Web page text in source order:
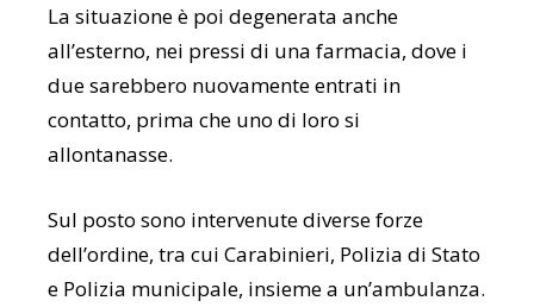
La situazione è poi degenerata anche
all’esterno, nei pressi di una farmacia, dove i
due sarebbero nuovamente entrati in
contatto, prima che uno di loro si
allontanasse.
Sul posto sono intervenute diverse forze
dell’ordine, tra cui Carabinieri, Polizia di Stato
e Polizia municipale, insieme a un’ambulanza.